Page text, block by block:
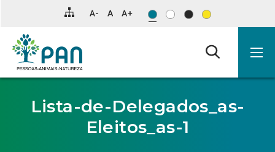
para
conteúdo
principal
da
Lista-de-Delegados_as-
Eleitos_as-1